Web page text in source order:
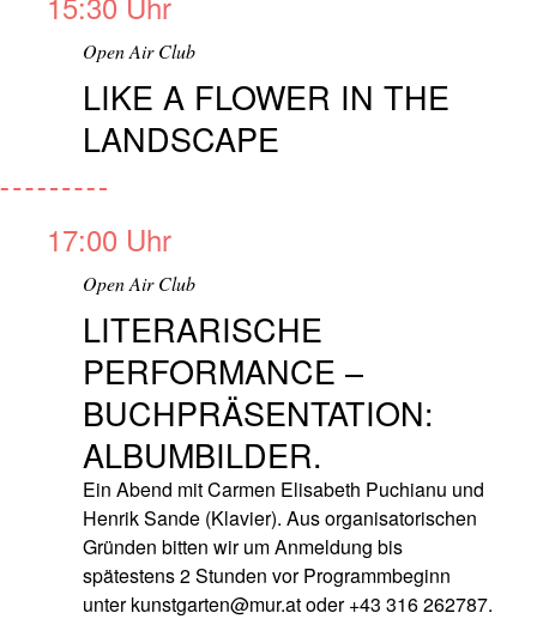
Open Air Club
LIKE A FLOWER IN THE
LANDSCAPE
17:00 Uhr
Open Air Club
LITERARISCHE
PERFORMANCE –
BUCHPRÄSENTATION:
ALBUMBILDER.
Ein Abend mit Carmen Elisabeth Puchianu und
Henrik Sande (Klavier). Aus organisatorischen
Gründen bitten wir um Anmeldung bis
spätestens 2 Stunden vor Programmbeginn
unter kunstgarten@mur.at oder +43 316 262787.